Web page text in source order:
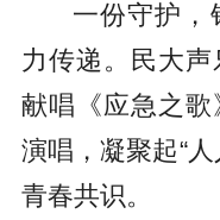
一份守护，
力传递。民大
献唱《应急之
演唱，凝聚起“
青春共识。